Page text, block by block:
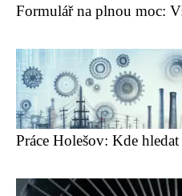
Formulář na plnou moc:
Práce Holešov: Kde